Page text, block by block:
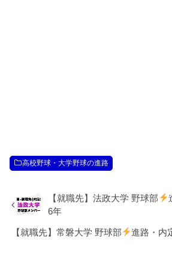
高校野球・大学野球の進路
【就職先】法政大学 野球部
6年
【就職先】常磐大学 野球部
進路・内